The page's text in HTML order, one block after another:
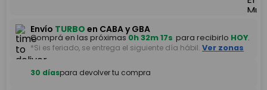
－ Envío TURBO en CABA y GBA
Comprá en las próximas0h 32m 16s para recibirlo HOY.
*Si es feriado, se entrega el siguiente día hábil. Ver zonas
30 díaspara devolver tu compra